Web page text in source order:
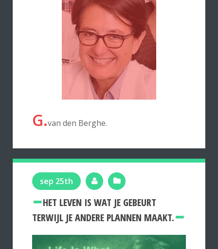
G.van den Berghe.
sep 25th
HET LEVEN IS WAT JE GEBEURT
TERWIJL JE ANDERE PLANNEN MAAKT.